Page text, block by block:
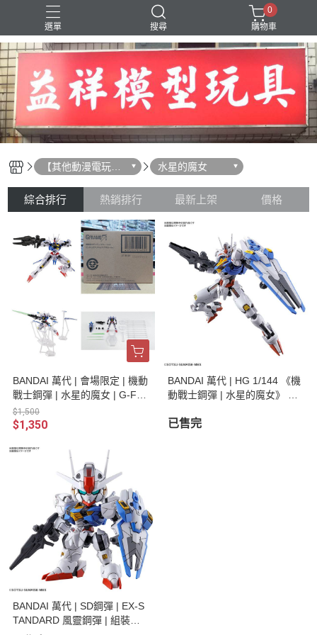
選單 搜尋
SD 三國創傑傳
0
購物車
【其他動漫電玩相
關】
水星的魔女
綜合排行 熱銷排行 最新上架 價格
BANDAI 萬代 | 會場限定 | 機動
戰士鋼彈 | 水星的魔女 | G-FR
AME FA | 風靈鋼彈 套組(透明
版) 全新未拆 | 現貨
$1,500
$1,350
BANDAI 萬代 | HG 1/144 《機
動戰士鋼彈 | 水星的魔女》 風
已售完
BANDAI 萬代 | SD鋼彈 | EX-S
TANDARD 風靈鋼彈 | 組裝模